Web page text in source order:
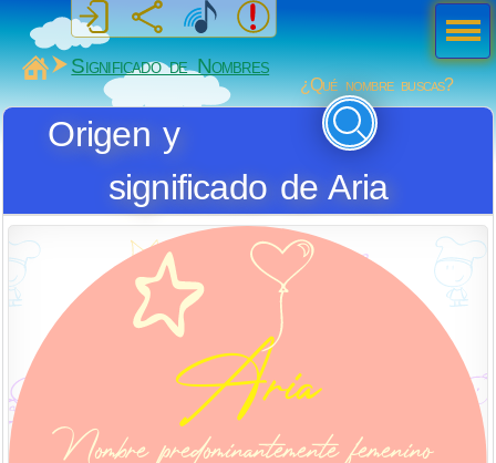
MiSabueso
Significado de Nombres
¿Qué nombre buscas?
Origen y
significado de Aria
Men
ú